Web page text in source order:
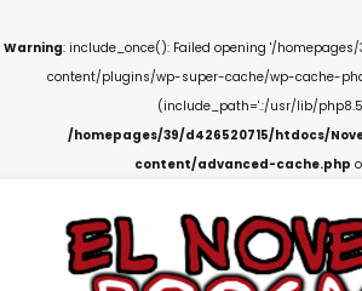
Warning: include_once(): Failed opening '/
content/plugins/wp-super-cache/wp-cache-
(include_path='.:/usr/lib/
/homepages/39/d426520715/htdocs/
content/advanced-cache.php